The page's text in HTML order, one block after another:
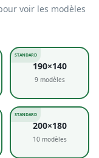
voir les modèles
STANDARD
190×140
9modèles
STANDARD
200×180
10modèles